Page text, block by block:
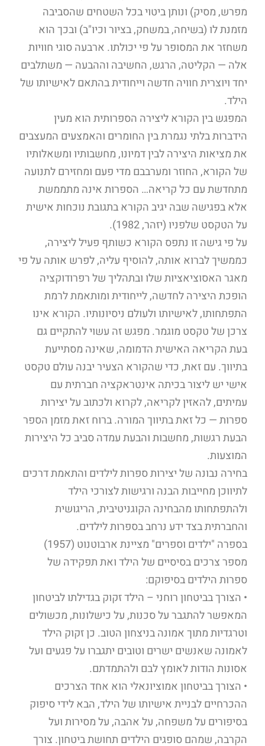
מפרש, מסיק) ונותן ביטוי בכל השטחים שהסביבה
מזמנת לו (בשיחה, במשחק, בציור וכיו"ב) ובכך הוא
משחזר את המסופר על פי יכולתו. ארבעה סוגי חוויות
אלה — הקליטה, הרגש, החשיבה וההבעה — משתלבים
יחד ויוצרית חוויה חדשה וייחודית בהתאם לאישיותו של
הילד.
המפגש בין הקורא ליצירה הספרותית הוא מעין
הידברות בלתי נגמרת בין החומרים והאמצעים המעצבים
את מציאות היצירה לבין דמיונו, מחשבותיו ומשאלותיו
של הקורא, החוזר ומערבבם מדי פעם ומחזירם לתנועה
מתחדשת עם כל קריאה… הספרות אינה מתממשת
אלא בפגישה שבה יגיב הקורא בתגובת נוכחות אישית
על הטקסט שלפניו (יזהר, 1982).
על פי גישה זו נתפס הקורא כשותף פעיל ליצירה,
כממשיך לברוא אותה, להוסיף עליה, לפרש אותה על פי
מאגר האסוציאציות שלו ובתהליך של רפרודוקציה
הופכת היצירה לחדשה, לייחודית ומותאמת לרמת
התפתחותו, לאישיותו ולעולם ניסיונותיו. הקורא אינו
צרכן של טקסט מוגמר. מפגש זה עשוי להתקיים גם
בעת הקריאה האישית הדמומה, שאינה מסתייעת
בתיווך. עם זאת, כדי שהקורא הצעיר יבנה עולם טקסט
אישי יש ליצור בכיתה אינטראקציה חברתית עם
עמיתים, להאזין לקריאה, לקרוא ולכתוב על יצירות
ספרות — כל זאת בתיווך המורה. ברוח זאת מזמן הספר
הבעת רגשות, מחשבות והבעת עמדה סביב כל היצירות
המוצעות.
בחירה נבונה של יצירות ספרות לילדים והתאמת דרכים
לתיווכן מחייבות הבנה ורגישות לצורכי הילד
ולהתפתחותו מהבחינה הקוגניטיבית, הריגושית
והחברתית בצד ידע נרחב בספרות לילדים.
בספרה "ילדים וספרים" מציינת ארבוטנוט (1957)
מספר צרכים בסיסיים של הילד ואת תפקידה של
ספרות הילדים בסיפוקם:
• הצורך בביטחון רוחני – הילד זקוק בגדילתו לביטחון
המאפשר להתגבר על סכנות, על כישלונות, מכשולים
וטרגדיות מתוך אמונה בניצחון הטוב. כן זקוק הילד
לאמונה שאנשים ישרים וטובים יתגברו על פגעים ועל
אסונות הודות לאומץ לבם ולהתמדתם.
• הצורך בביטחון אמוציונאלי הוא אחד הצרכים
ההכרחיים לבניית אישיותו של הילד, הבא לידי סיפוק
בסיפורים על משפחה, על אהבה, על מסירות ועל
הקרבה, שמהם סופגים הילדים תחושת ביטחון. צורך